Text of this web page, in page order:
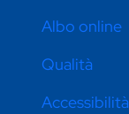
Albo online
Qualità
Accessibilità